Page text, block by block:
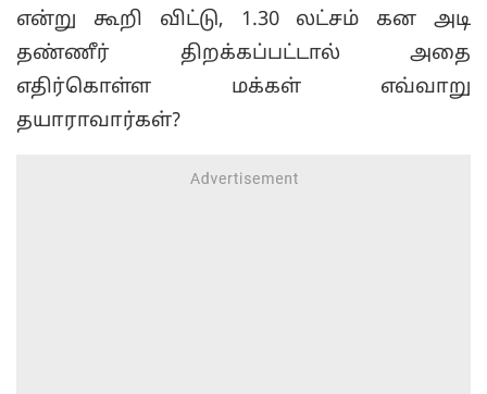
என்று கூறி விட்டு, 1.30 லட்சம் கன அடி
தண்ணீர் திறக்கப்பட்டால் அதை
எதிர்கொள்ள மக்கள் எவ்வாறு
தயாராவார்கள்?